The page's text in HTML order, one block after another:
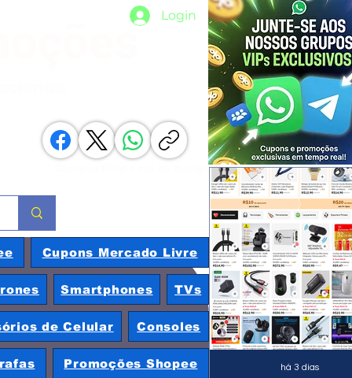
Login
Compartilhe com os amigos
Cupons Mercado Livre
Smartphones TVs
de Celular Consoles
Promoções Shopee há 3 dias